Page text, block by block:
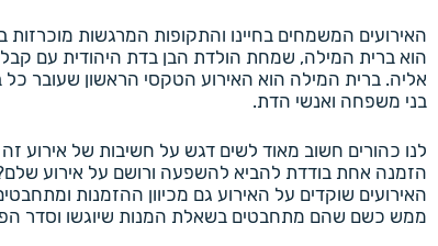
האירועים המשמחים בחיינו והתקופות המרגשות
הוא ברית המילה, שמחת הולדת הבן בדת היהודית עם
אליה. ברית המילה הוא האירוע הטקסי הראשון שעובר כל
בני משפחה ואנשי הדת.
לנו כהורים חשוב מאוד לשים דגש על חשיבות של אירוע
הזמנה אחת בודדת להביא להשפעה ורושם על אירוע שלם?
האירועים שוקדים על האירוע גם מכיוון ההזמנות
ממש כשם שהם מתחבטים בשאלת המנות שיוגשו וסדר